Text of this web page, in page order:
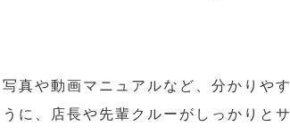
真や動画マニュアルなど、分かりやす
に、店長や先輩クルーがしっかりとサ